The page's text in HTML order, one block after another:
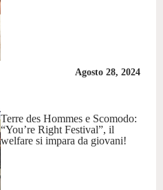
Agosto 28, 2024
Terre des Hommes e Scomodo:
“You’re Right Festival”, il
welfare si impara da giovani!